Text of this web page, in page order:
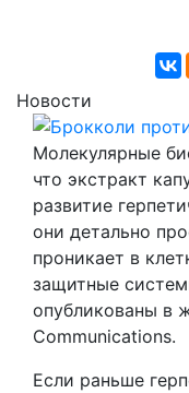
Новости
Брокколи
Молекулярные
что экстракт
развитие
они детально
проникает в
защитные
опубликованы в
Communications.
Если раньше